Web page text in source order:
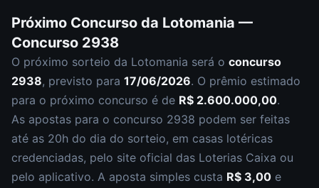
Próximo Concurso da Lotomania —
Concurso 2938
O próximo sorteio da Lotomania será o concurso
2938, previsto para 17/06/2026. O prêmio estimado
para o próximo concurso é de R$ 2.600.000,00.
As apostas para o concurso 2938 podem ser feitas
até as 20h do dia do sorteio, em casas lotéricas
credenciadas, pelo site oficial das Loterias Caixa ou
pelo aplicativo. A aposta simples custa R$ 3,00 e